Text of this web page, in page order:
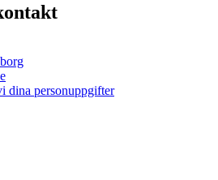
dina personuppgifter